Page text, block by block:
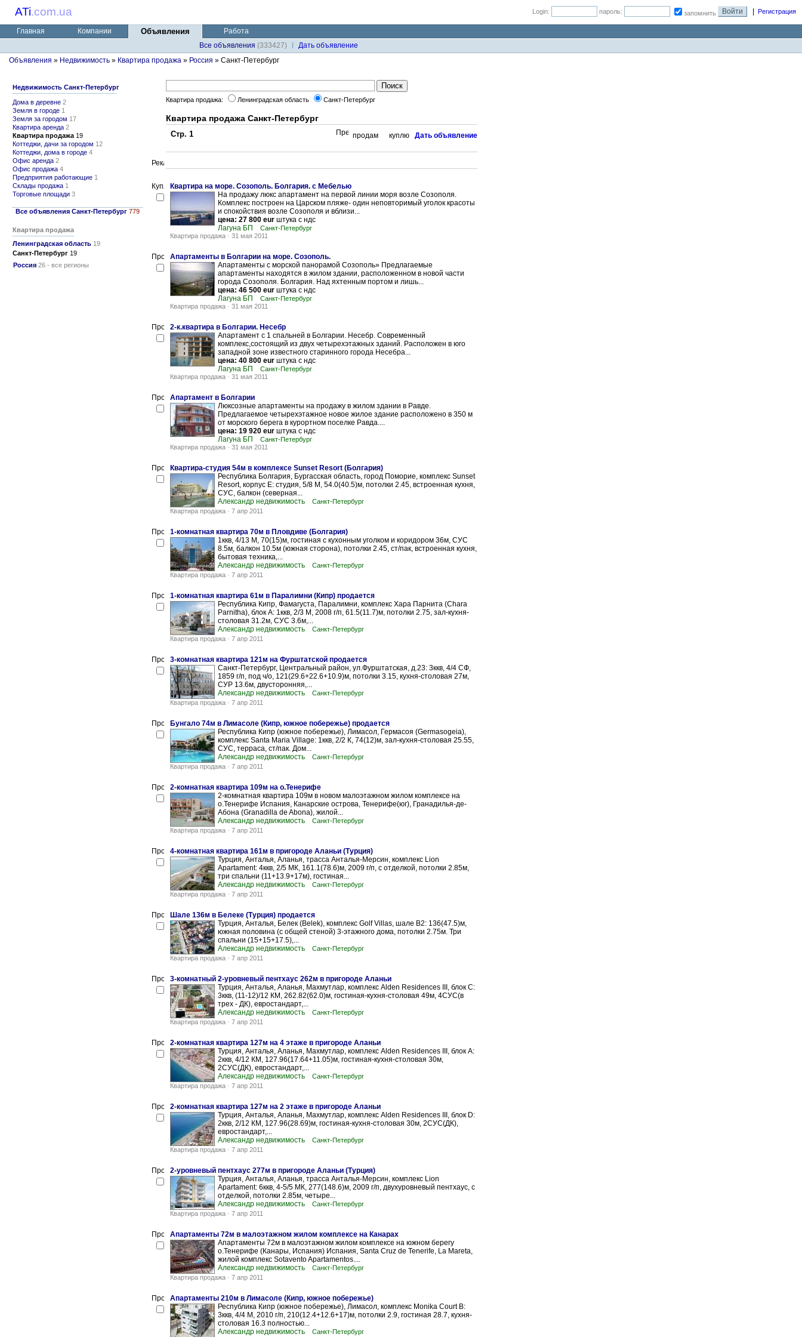
ATi.com.ua Login: пароль: запомнить Регистрация
Главная Компании Объявления
Работа
Все объявления (333427)
Дaть объявление
Объявления » Недвижимость » Квартира продажа » Россия » Санкт-Петербург
Недвижимость Санкт-Петербург
Дома в деревне 2
Земля в городе 1
Земля за городом 17
Квартира аренда 2
Квартира продажа 19
Коттеджи, дачи за городом 12
Коттеджи, дома в городе 4
Офис аренда 2
Офис продажа 4
Предприятия работающие 1
Склады продажа 1
Торговые площади 3
Все объявления Санкт-Петербург 779
Квартира продажа
Ленинградская область 19
Санкт-Петербург 19
Россия 26 - все регионы
Квартира продажа: Ленинградская область Санкт-Петербург
Квартира продажа Санкт-Петербург
Стр. 1 продам куплю Дaть объявление
Квартира на море. Созополь. Болгария. с Мебелью
На продажу люкс апартамент на первой линии моря возле Созополя.
Комплекс построен на Царском пляже- один неповторимый уголок красоты
и спокойствия возле Созополя и вблизи...
цена: 27 800 eur штука с ндс
Лагуна БП
Санкт-Петербург
Квартира продажа - 31 мая 2011
Апартаменты в Болгарии на море. Созополь.
Апартаменты с морской панорамой Созополь» Предлагаемые
апартаменты находятся в жилом здании, расположенном в новой части
города Созополя. Болгария. Над яхтенным портом и лишь...
цена: 46 500 eur штука с ндс
Лагуна БП
Санкт-Петербург
Квартира продажа - 31 мая 2011
2-к.квартира в Болгарии. Несебр
Апартамент с 1 спальней в Болгарии. Несебр. Современный
комплекс,состоящий из двух четырехэтажных зданий. Расположен в юго
западной зоне известного старинного города Несебра...
цена: 40 800 eur штука с ндс
Лагуна БП
Санкт-Петербург
Квартира продажа - 31 мая 2011
Апартамент в Болгарии
Люксозные апартаменты на продажу в жилом здании в Равде.
Предлагаемое четырехэтажное новое жилое здание расположено в 350 м
от морского берега в курортном поселке Равда....
цена: 19 920 eur штука с ндс
Лагуна БП
Санкт-Петербург
Квартира продажа - 31 мая 2011
Квартира-студия 54м в комплексе Sunset Resort (Болгария)
Республика Болгария, Бургасская область, город Поморие, комплекс Sunset
Resort, корпус E: студия, 5/8 М, 54.0(40.5)м, потолки 2.45, встроенная кухня,
СУС, балкон (северная...
Александр недвижимость
Санкт-Петербург
Квартира продажа - 7 апр 2011
1-комнатная квартира 70м в Пловдиве (Болгария)
1ккв, 4/13 М, 70(15)м, гостиная с кухонным уголком и коридором 36м, СУС
8.5м, балкон 10.5м (южная сторона), потолки 2.45, ст/пак, встроенная кухня,
бытовая техника,...
Александр недвижимость
Санкт-Петербург
Квартира продажа - 7 апр 2011
1-комнатная квартира 61м в Паралимни (Кипр) продается
Республика Кипр, Фамагуста, Паралимни, комплекс Хара Парнита (Chara
Parnitha), блок А: 1ккв, 2/3 М, 2008 г/п, 61.5(11.7)м, потолки 2.75, зал-кухня-
столовая 31.2м, СУС 3.6м,...
Александр недвижимость
Санкт-Петербург
Квартира продажа - 7 апр 2011
3-комнатная квартира 121м на Фурштатской продается
Санкт-Петербург, Центральный район, ул.Фурштатская, д.23: 3ккв, 4/4 СФ,
1859 г/п, под ч/о, 121(29.6+22.6+10.9)м, потолки 3.15, кухня-столовая 27м,
СУР 13.6м, двусторонняя,...
Александр недвижимость
Санкт-Петербург
Квартира продажа - 7 апр 2011
Бунгало 74м в Лимасоле (Кипр, южное побережье) продается
Республика Кипр (южное побережье), Лимасол, Гермасоя (Germasogeia),
комплекс Santa Maria Village: 1ккв, 2/2 К, 74(12)м, зал-кухня-столовая 25.55,
СУС, терраса, ст/пак. Дом...
Александр недвижимость
Санкт-Петербург
Квартира продажа - 7 апр 2011
2-комнатная квартира 109м на о.Тенерифе
2-комнатная квартира 109м в новом малоэтажном жилом комплексе на
о.Тенерифе Испания, Канарские острова, Тенерифе(юг), Гранадилья-де-
Абона (Granadilla de Abona), жилой...
Александр недвижимость
Санкт-Петербург
Квартира продажа - 7 апр 2011
4-комнатная квартира 161м в пригороде Аланьи (Турция)
Турция, Анталья, Аланья, трасса Анталья-Мерсин, комплекс Lion
Apartament: 4ккв, 2/5 МК, 161.1(78.6)м, 2009 г/п, с отделкой, потолки 2.85м,
три спальни (11+13.9+17м), гостиная...
Александр недвижимость
Санкт-Петербург
Квартира продажа - 7 апр 2011
Шале 136м в Белеке (Турция) продается
Турция, Анталья, Белек (Belek), комплекс Golf Villas, шале B2: 136(47.5)м,
южная половина (с общей стеной) 3-этажного дома, потолки 2.75м. Три
спальни (15+15+17.5),...
Александр недвижимость
Санкт-Петербург
Квартира продажа - 7 апр 2011
3-комнатный 2-уровневый пентхаус 262м в пригороде Аланьи
Турция, Анталья, Аланья, Махмутлар, комплекс Alden Residences III, блок C:
3ккв, (11-12)/12 КМ, 262.82(62.0)м, гостиная-кухня-столовая 49м, 4СУС(в
трех - ДК), евростандарт,...
Александр недвижимость
Санкт-Петербург
Квартира продажа - 7 апр 2011
2-комнатная квартира 127м на 4 этаже в пригороде Аланьи
Турция, Анталья, Аланья, Махмутлар, комплекс Alden Residences III, блок A:
2ккв, 4/12 КМ, 127.96(17.64+11.05)м, гостиная-кухня-столовая 30м,
2СУС(ДК), евростандарт,...
Александр недвижимость
Санкт-Петербург
Квартира продажа - 7 апр 2011
2-комнатная квартира 127м на 2 этаже в пригороде Аланьи
Турция, Анталья, Аланья, Махмутлар, комплекс Alden Residences III, блок D:
2ккв, 2/12 КМ, 127.96(28.69)м, гостиная-кухня-столовая 30м, 2СУС(ДК),
евростандарт,...
Александр недвижимость
Санкт-Петербург
Квартира продажа - 7 апр 2011
2-уровневый пентхаус 277м в пригороде Аланьи (Турция)
Турция, Анталья, Аланья, трасса Анталья-Мерсин, комплекс Lion
Apartament: 6ккв, 4-5/5 МК, 277(148.6)м, 2009 г/п, двухуровневый пентхаус, с
отделкой, потолки 2.85м, четыре...
Александр недвижимость
Санкт-Петербург
Квартира продажа - 7 апр 2011
Апартаменты 72м в малоэтажном жилом комплексе на Канарах
Апартаменты 72м в малоэтажном жилом комплексе на южном берегу
о.Тенерифе (Канары, Испания) Испания, Santa Cruz de Tenerife, La Mareta,
жилой комплекс Sotavento Apartamentos....
Александр недвижимость
Санкт-Петербург
Квартира продажа - 7 апр 2011
Апартаменты 210м в Лимасоле (Кипр, южное побережье)
Республика Кипр (южное побережье), Лимасол, комплекс Monika Court В:
3ккв, 4/4 М, 2010 г/п, 210(12.4+12.6+17)м, потолки 2.9, гостиная 28.7, кухня-
столовая 16.3 полностью...
Александр недвижимость
Санкт-Петербург